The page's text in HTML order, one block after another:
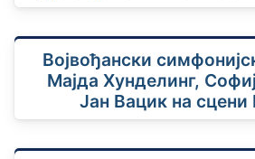
Војвођански
Мајда Хунделинг,
Јан Вацик на сцени